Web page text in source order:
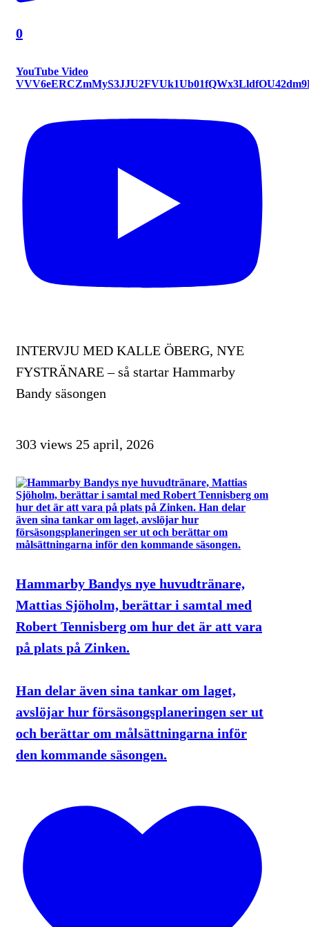
0
YouTube Video
INTERVJU MED KALLE ÖBERG, NYE
FYSTRÄNARE – så startar Hammarby
Bandy säsongen
303 views 25 april, 2026
Hammarby Bandys nye huvudtränare,
Mattias Sjöholm, berättar i samtal med
Robert Tennisberg om hur det är att vara
på plats på Zinken.
Han delar även sina tankar om laget,
avslöjar hur försäsongsplaneringen ser ut
och berättar om målsättningarna inför
den kommande säsongen.